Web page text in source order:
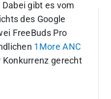
gibt es vom
des Google
FreeBuds Pro
1More ANC
Konkurrenz gerecht